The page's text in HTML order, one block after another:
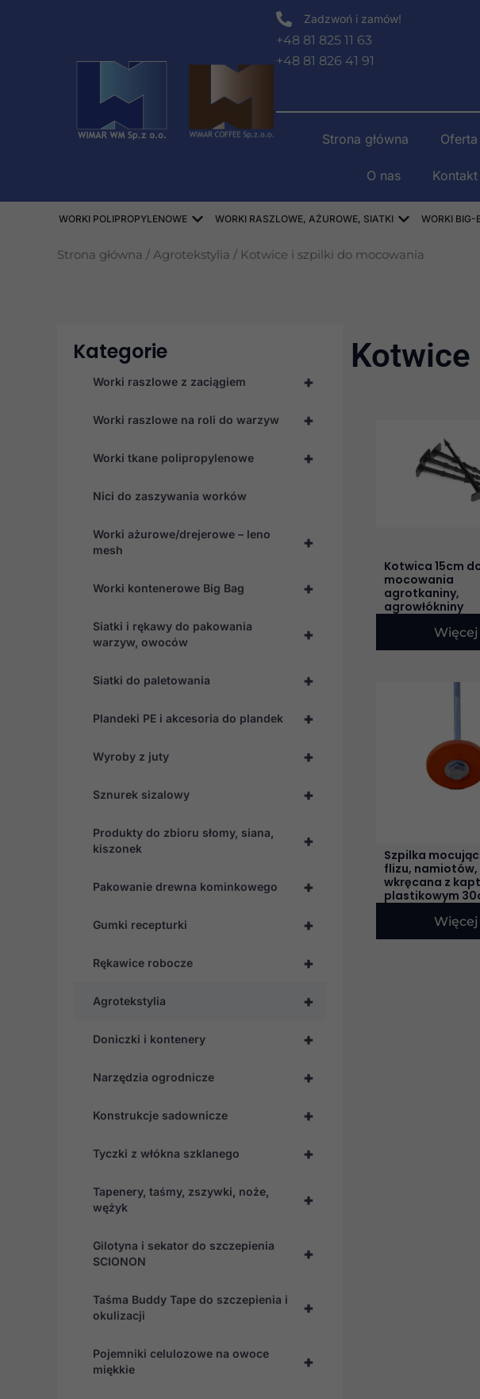
Zadzwoń i zamów!
+48 81 825 11 63
+48 81 826 41 91
Strona główna Oferta
O nas Kontakt
WORKI POLIPROPYLENOWE Open WORKI POLIPROPYLENOWE
WORKI RASZLOWE, AŻUROWE, SIATKI Open WORKI
WORKI BIG-
Strona główna / Agrotekstylia / Kotwice i szpilki do mocowania
Kategorie
+
Worki raszlowe z zaciągiem
+
Worki raszlowe na roli do warzyw
+
Worki tkane polipropylenowe
Nici do zaszywania worków
+
Worki ażurowe/drejerowe – leno
mesh
+
Worki kontenerowe Big Bag
+
Siatki i rękawy do pakowania
warzyw, owoców
+
Siatki do paletowania
+
Plandeki PE i akcesoria do plandek
+
Wyroby z juty
+
Sznurek sizalowy
+
Produkty do zbioru słomy, siana,
kiszonek
+
Pakowanie drewna kominkowego
+
Gumki recepturki
+
Rękawice robocze
+
Agrotekstylia
+
Doniczki i kontenery
+
Narzędzia ogrodnicze
+
Konstrukcje sadownicze
+
Tyczki z włókna szklanego
+
Tapenery, taśmy, zszywki, noże,
wężyk
+
Gilotyna i sekator do szczepienia
SCIONON
+
Taśma Buddy Tape do szczepienia i
okulizacji
+
Pojemniki celulozowe na owoce
miękkie
Kotwica 15cm
mocowania
agrotkaniny,
agrowłókniny
Więcej
Szpilka
flizu, namiotów,
wkręcana z
plastikowym
Więcej